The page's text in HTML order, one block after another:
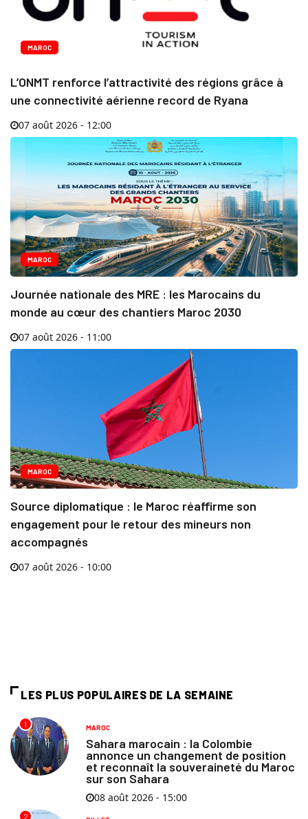
MAROC
L’ONMT renforce l’attractivité des régions grâce à
une connectivité aérienne record de Ryana
07 août 2026 - 12:00
MAROC
Journée nationale des MRE : les Marocains du
monde au cœur des chantiers Maroc 2030
07 août 2026 - 11:00
MAROC
Source diplomatique : le Maroc réaffirme son
engagement pour le retour des mineurs non
accompagnés
07 août 2026 - 10:00
LES PLUS POPULAIRES DE LA SEMAINE
1 MAROC
Sahara marocain : la Colombie
annonce un changement de position
et reconnaît la souveraineté du Maroc
sur son Sahara
08 août 2026 - 15:00
2